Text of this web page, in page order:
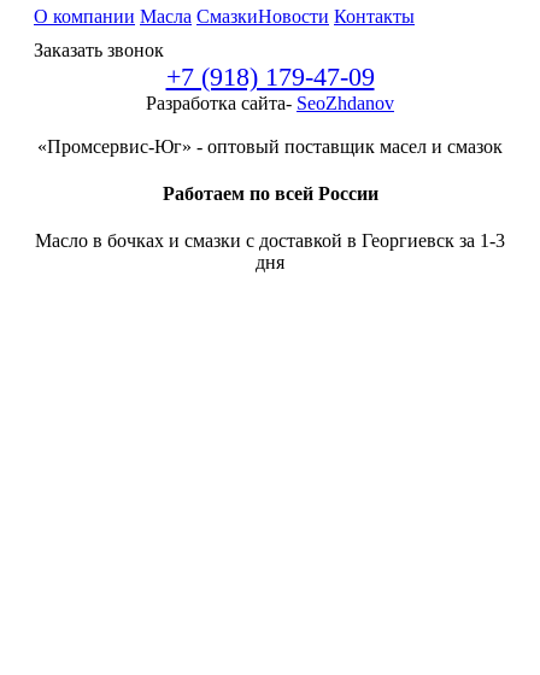
О компании Масла СмазкиНовости Контакты
Заказать звонок
+7 (918) 179-47-09
Разработка сайта- SeoZhdanov
«Промсервис-Юг» - оптовый поставщик масел и смазок
Работаем по всей России
Масло в бочках и смазки с доставкой в Георгиевск за 1-3
дня